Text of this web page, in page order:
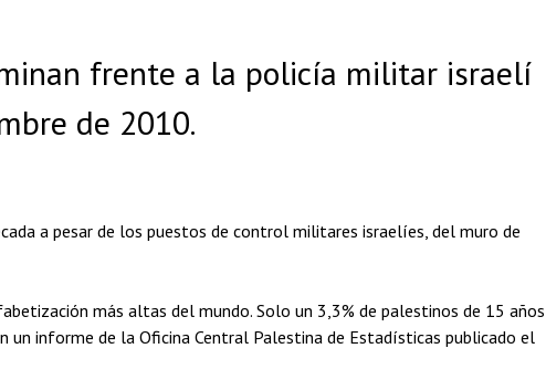
frente a la policía militar israelí
de 2010.
a pesar de los puestos de control militares israelíes, del muro de
más altas del mundo. Solo un 3,3% de palestinos de 15 años
un informe de la Oficina Central Palestina de Estadísticas publicado el